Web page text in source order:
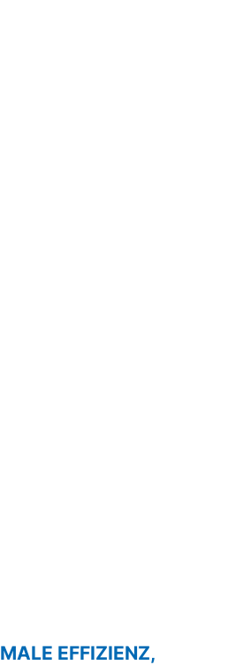
EFFIZIENZ,